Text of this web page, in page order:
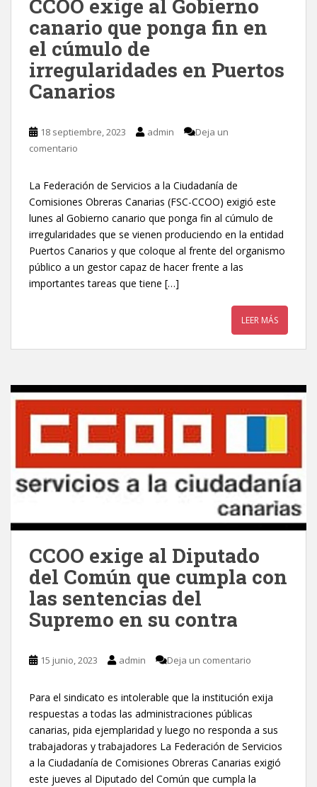
CCOO exige al Gobierno
canario que ponga fin en
el cúmulo de
irregularidades en Puertos
Canarios
18 septiembre, 2023 admin
Deja un
comentario
La Federación de Servicios a la Ciudadanía de
Comisiones Obreras Canarias (FSC-CCOO) exigió este
lunes al Gobierno canario que ponga fin al cúmulo de
irregularidades que se vienen produciendo en la entidad
Puertos Canarios y que coloque al frente del organismo
público a un gestor capaz de hacer frente a las
importantes tareas que tiene […]
LEER MÁS
CCOO exige al Diputado
del Común que cumpla con
las sentencias del
Supremo en su contra
15 junio, 2023 admin Deja un comentario
Para el sindicato es intolerable que la institución exija
respuestas a todas las administraciones públicas
canarias, pida ejemplaridad y luego no responda a sus
trabajadoras y trabajadores La Federación de Servicios
a la Ciudadanía de Comisiones Obreras Canarias exigió
este jueves al Diputado del Común que cumpla la